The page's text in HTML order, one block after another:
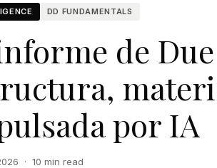
DD FUNDAMENTALS
de
por IA
· 10 min read